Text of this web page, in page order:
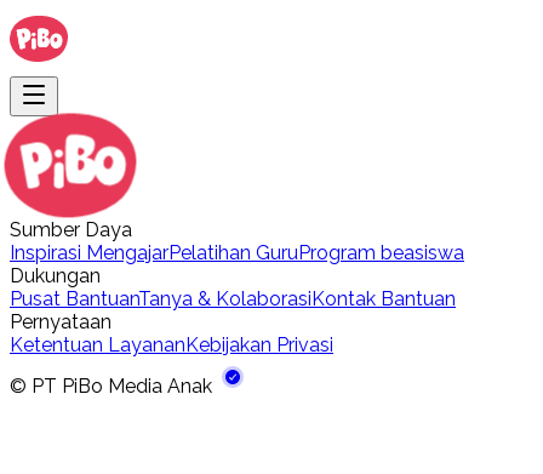
Sumber Daya
Inspirasi MengajarPelatihan GuruProgram beasiswa
Dukungan
Pusat BantuanTanya & Kolaborasi Kontak Bantuan
Pernyataan
Ketentuan Layanan Kebijakan Privasi
© PT PiBo Media Anak